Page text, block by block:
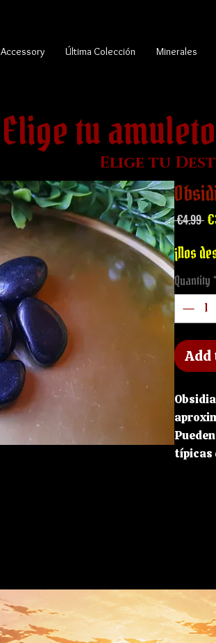
Accessory Última Colección Minerales
Elige tu amuleto
Elige tu
€4.99
¡Nos
Quantity *
Add
típicas
de
presta